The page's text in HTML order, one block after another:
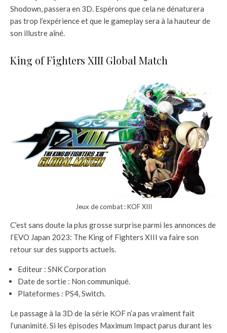
Shodown, passera en 3D. Espérons que cela ne dénaturera
pas trop l’expérience et que le gameplay sera à la hauteur de
son illustre aîné.
King of Fighters XIII Global Match
Jeux de combat : KOF XIII
C’est sans doute la plus grosse surprise parmi les annonces de
l’EVO Japan 2023: The King of Fighters XIII va faire son
retour sur des supports actuels.
Editeur : SNK Corporation
Date de sortie : Non communiqué.
Plateformes : PS4, Switch.
Le passage à la 3D de la série KOF n’a pas vraiment fait
l’unanimité. Si les épisodes Maximum Impact parus durant les